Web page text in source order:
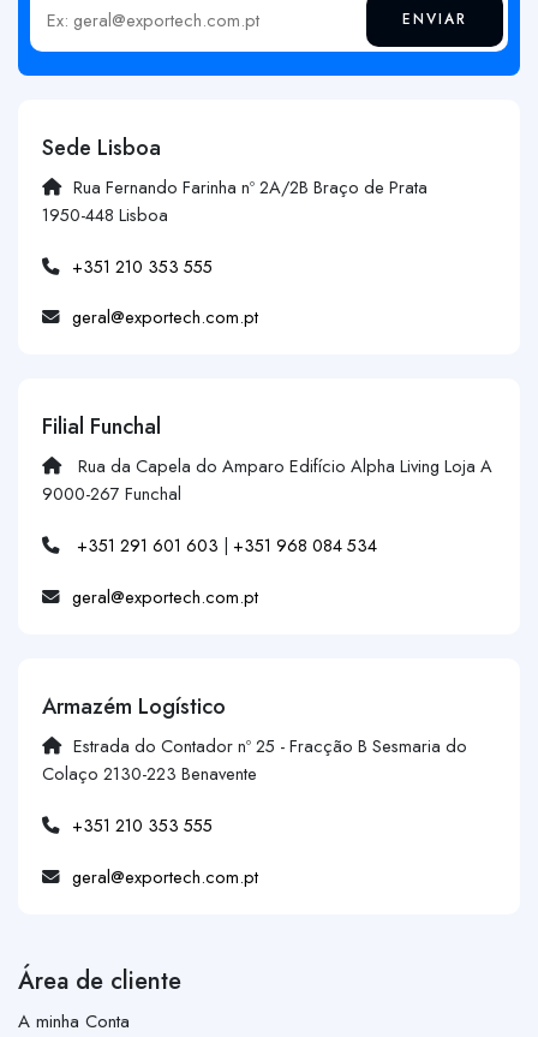
Insira o seu email ENVIAR
Sede Lisboa
Rua Fernando Farinha nº 2A/2B Braço de Prata
1950-448 Lisboa
+351 210 353 555
geral@exportech.com.pt
Filial Funchal
Rua da Capela do Amparo Edifício Alpha Living Loja A
9000-267 Funchal
+351 291 601 603 | +351 968 084 534
geral@exportech.com.pt
Armazém Logístico
Estrada do Contador nº 25 - Fracção B Sesmaria do
Colaço 2130-223 Benavente
+351 210 353 555
geral@exportech.com.pt
Área de cliente
A minha Conta